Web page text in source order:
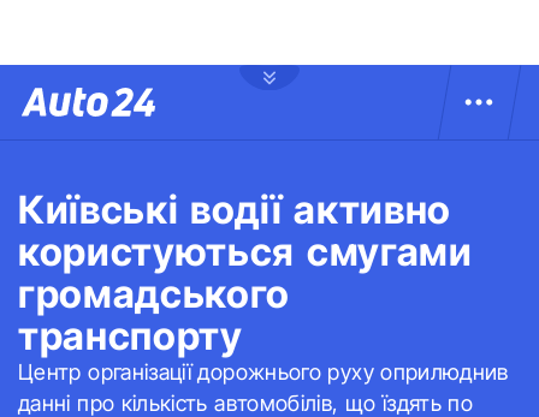
Київські водії активно
користуються смугами
громадського
транспорту
Центр організації дорожнього руху оприлюднив
данні про кількість автомобілів, що їздять по